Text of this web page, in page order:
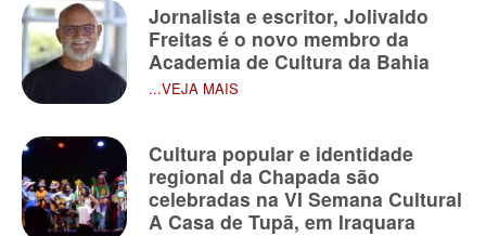
Jornalista e escritor, Jolivaldo
Freitas é o novo membro da
Academia de Cultura da Bahia
...VEJA MAIS
Cultura popular e identidade
regional da Chapada são
celebradas na VI Semana Cultural
A Casa de Tupã, em Iraquara